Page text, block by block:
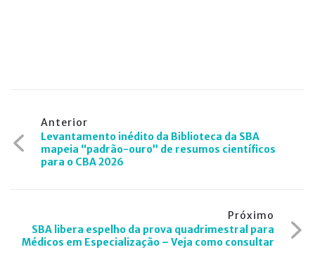
Navegação
de
Anterior
Levantamento inédito da Biblioteca da SBA
mapeia “padrão-ouro” de resumos científicos
para o CBA 2026
Próximo
SBA libera espelho da prova quadrimestral para
Médicos em Especialização – Veja como consultar